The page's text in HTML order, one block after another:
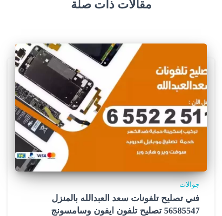
مقالات ذات صلة
جوالات
فني تصليح تلفونات سعد العبدالله بالمنزل
56585547 تصليح تلفون ايفون وسامسونج